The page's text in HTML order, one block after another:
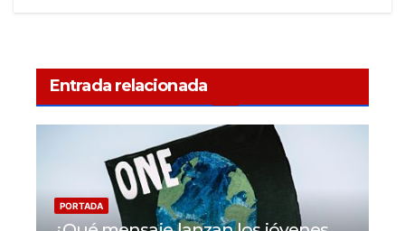
Entrada relacionada
PORTADA